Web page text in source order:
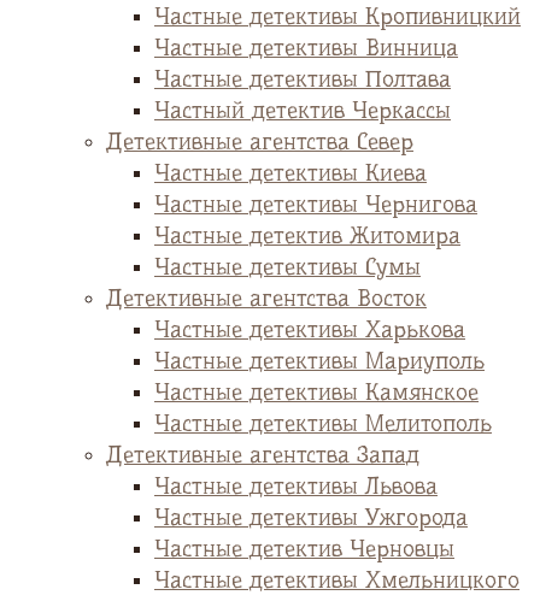
Частные детективы Кропивницкий
Частные детективы Винница
Частные детективы Полтава
Частный детектив Черкассы
Детективные агентства Север
Частные детективы Киева
Частные детективы Чернигова
Частные детектив Житомира
Частные детективы Сумы
Детективные агентства Восток
Частные детективы Харькова
Частные детективы Мариуполь
Частные детективы Камянское
Частные детективы Мелитополь
Детективные агентства Запад
Частные детективы Львова
Частные детективы Ужгорода
Частные детектив Черновцы
Частные детективы Хмельницкого